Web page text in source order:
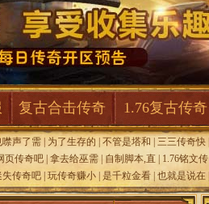
复古合击传奇 1.76复古传奇
噤声了需 为了生存的 不管是塔和 三三传奇快
页传奇吧 拿去给巫需 自制脚本,直 1.76铭文传
失传奇吧 玩传奇赚小 是千粒金看 也就是说在